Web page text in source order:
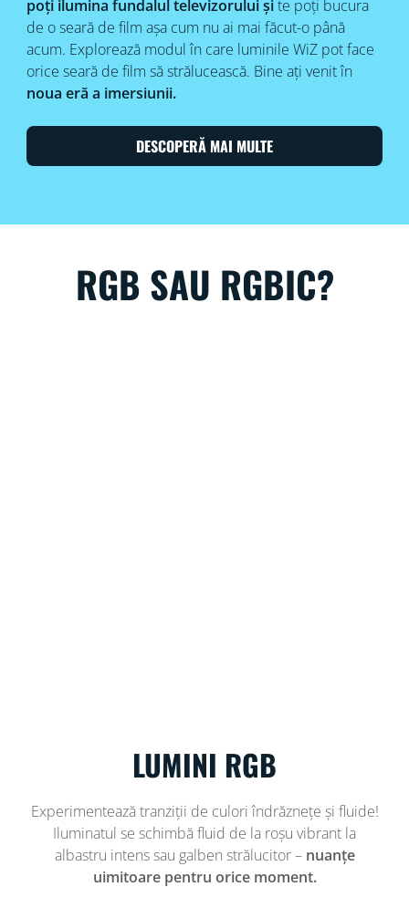
poți ilumina fundalul televizorului șite poți bucura
de o seară de film așa cum nu ai mai făcut-o până
acum. Explorează modul în care luminile WiZ pot face
orice seară de film să strălucească. Bine ați venit în
noua eră a imersiunii.
DESCOPERĂ MAI MULTE
RGB SAU RGBIC?
LUMINI RGB
Experimentează tranziții de culori îndrăznețe și fluide!
Iluminatul se schimbă fluid de la roșu vibrant la
albastru intens sau galben strălucitor – nuanțe
uimitoare pentru orice moment.